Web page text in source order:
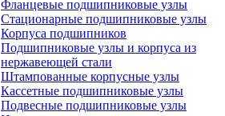
Фланцевые подшипниковые узлы
Стационарные подшипниковые узлы
Корпуса подшипников
Подшипниковые узлы и корпуса из
нержавеющей стали
Штампованные корпусные узлы
Кассетные подшипниковые узлы
Подвесные подшипниковые узлы